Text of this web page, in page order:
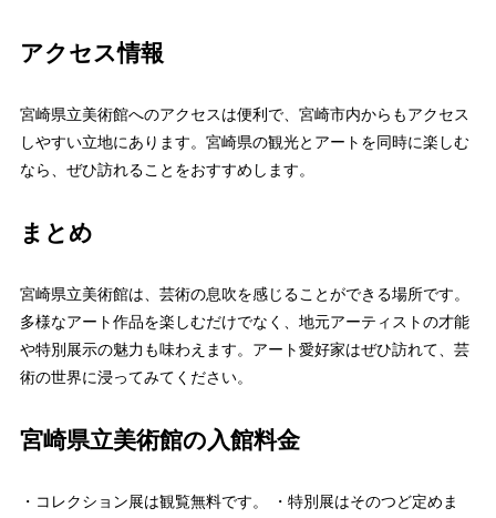
アクセス情報
宮崎県立美術館へのアクセスは便利で、宮崎市内からもアクセス
しやすい立地にあります。宮崎県の観光とアートを同時に楽しむ
なら、ぜひ訪れることをおすすめします。
まとめ
宮崎県立美術館は、芸術の息吹を感じることができる場所です。
多様なアート作品を楽しむだけでなく、地元アーティストの才能
や特別展示の魅力も味わえます。アート愛好家はぜひ訪れて、芸
術の世界に浸ってみてください。
宮崎県立美術館の入館料金
・コレクション展は観覧無料です。 ・特別展はそのつど定めま